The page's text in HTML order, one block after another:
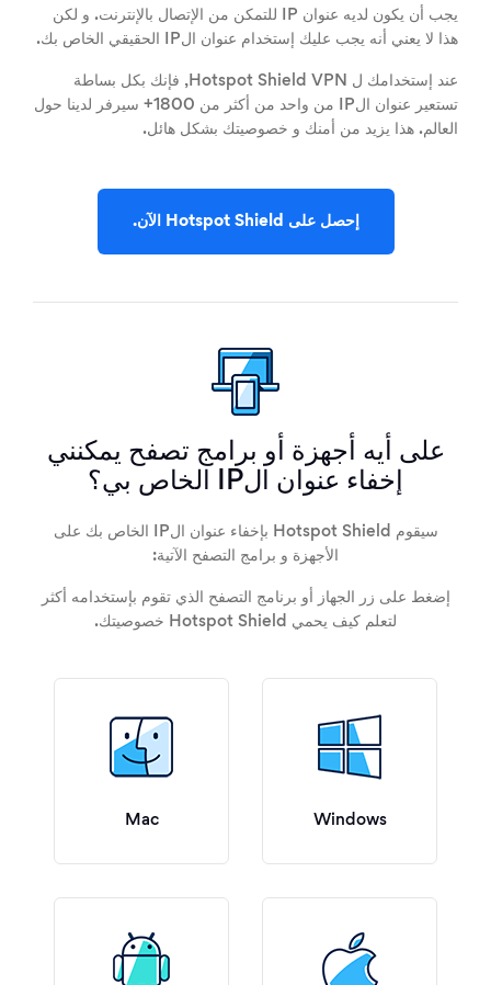
يجب أن يكون لديه عنوان IP للتمكن من الإتصال بالإنترنت. و لكن
هذا لا يعني أنه يجب عليك إستخدام عنوان الIP الحقيقي الخاص بك.
عند إستخدامك ل Hotspot Shield VPN, فإنك بكل بساطة
تستعير عنوان الIP من واحد من أكثر من 1800+ سيرفر لدينا حول
العالم. هذا يزيد من أمنك و خصوصيتك بشكل هائل.
إحصل على Hotspot Shield الآن.
على أيه أجهزة أو برامج تصفح يمكنني
إخفاء عنوان الIP الخاص بي؟
سيقوم Hotspot Shield بإخفاء عنوان الIP الخاص بك على
الأجهزة و برامج التصفح الآتية:
إضغط على زر الجهاز أو برنامج التصفح الذي تقوم بإستخدامه أكثر
لتعلم كيف يحمي Hotspot Shield خصوصيتك.
Windows
Mac